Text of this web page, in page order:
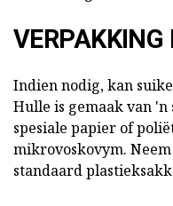
VERPAKKING
Indien nodig, kan
Hulle is gemaak van
spesiale papier of
mikrovoskovym.
standaard